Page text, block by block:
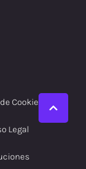
Cookies
Legal